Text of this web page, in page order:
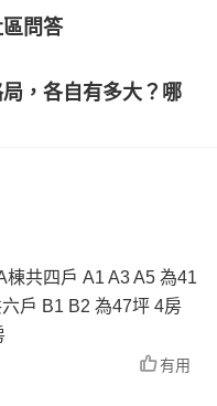
區問答
局，各自有多大？哪
共四戶 A1 A3 A5 為41
戶 B1 B2 為47坪 4房
有用